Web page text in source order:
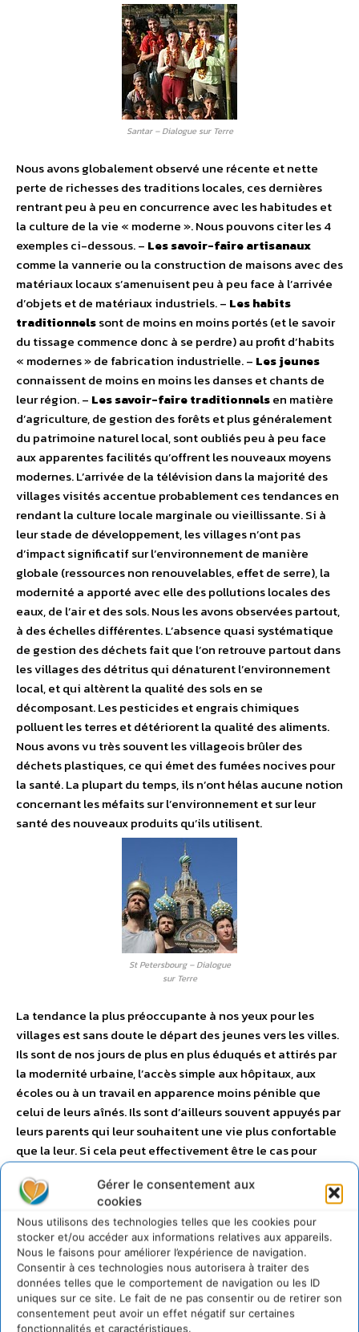
Gérer le consentement aux
cookies
Nous utilisons des technologies telles que les cookies pour
stocker et/ou accéder aux informations relatives aux appareils.
Nous le faisons pour améliorer l’expérience de navigation.
Consentir à ces technologies nous autorisera à traiter des
données telles que le comportement de navigation ou les ID
uniques sur ce site. Le fait de ne pas consentir ou de retirer son
consentement peut avoir un effet négatif sur certaines
fonctionnalités et caractéristiques.
Santar – Dialogue sur Terre
Nous avons globalement observé une récente et nette
perte de richesses des traditions locales, ces dernières
rentrant peu à peu en concurrence avec les habitudes et
la culture de la vie « moderne ». Nous pouvons citer les 4
exemples ci-dessous. – Les savoir-faire artisanaux
comme la vannerie ou la construction de maisons avec des
matériaux locaux s’amenuisent peu à peu face à l’arrivée
d’objets et de matériaux industriels. – Les habits
traditionnelssont de moins en moins portés (et le savoir
du tissage commence donc à se perdre) au profit d’habits
« modernes » de fabrication industrielle. – Les jeunes
connaissent de moins en moins les danses et chants de
leur région. – Les savoir-faire traditionnelsen matière
d’agriculture, de gestion des forêts et plus généralement
du patrimoine naturel local, sont oubliés peu à peu face
aux apparentes facilités qu’offrent les nouveaux moyens
modernes. L’arrivée de la télévision dans la majorité des
villages visités accentue probablement ces tendances en
rendant la culture locale marginale ou vieillissante. Si à
leur stade de développement, les villages n’ont pas
d’impact significatif sur l’environnement de manière
globale (ressources non renouvelables, effet de serre), la
modernité a apporté avec elle des pollutions locales des
eaux, de l’air et des sols. Nous les avons observées partout,
à des échelles différentes. L’absence quasi systématique
de gestion des déchets fait que l’on retrouve partout dans
les villages des détritus qui dénaturent l’environnement
local, et qui altèrent la qualité des sols en se
décomposant. Les pesticides et engrais chimiques
polluent les terres et détériorent la qualité des aliments.
Nous avons vu très souvent les villageois brûler des
déchets plastiques, ce qui émet des fumées nocives pour
la santé. La plupart du temps, ils n’ont hélas aucune notion
concernant les méfaits sur l’environnement et sur leur
santé des nouveaux produits qu’ils utilisent.
St Petersbourg – Dialogue
sur Terre
La tendance la plus préoccupante à nos yeux pour les
villages est sans doute le départ des jeunes vers les villes.
Ils sont de nos jours de plus en plus éduqués et attirés par
la modernité urbaine, l’accès simple aux hôpitaux, aux
écoles ou à un travail en apparence moins pénible que
celui de leurs aînés. Ils sont d’ailleurs souvent appuyés par
leurs parents qui leur souhaitent une vie plus confortable
que la leur. Si cela peut effectivement être le cas pour
s’en sort pas aussi bien, comme le témoigne l’explosion
des petits commerces en tout genre dans les villes des
pays en développement, où les anciens ruraux vivent jour
et nuit de manière très précaire dans des échoppes de
quelques mètres carrés. L’éloignement des jeunes peut de
plus altérer les liens familiaux, valeur très forte dans les
villages où nous nous sommes rendus et où toutes les
générations sont en général très soudées. Nous voyons